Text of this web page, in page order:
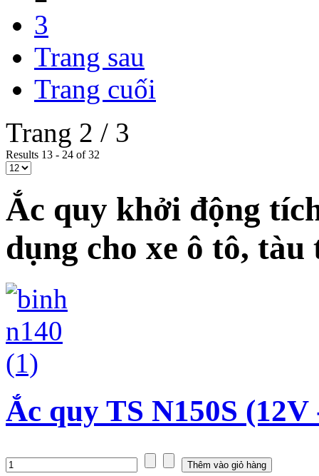
3
Trang sau
Trang cuối
Trang 2 / 3
Results 13 - 24 of 32
Ắc quy khởi động
dụng cho xe ô tô, tàu
Ắc quy TS N150S (12V